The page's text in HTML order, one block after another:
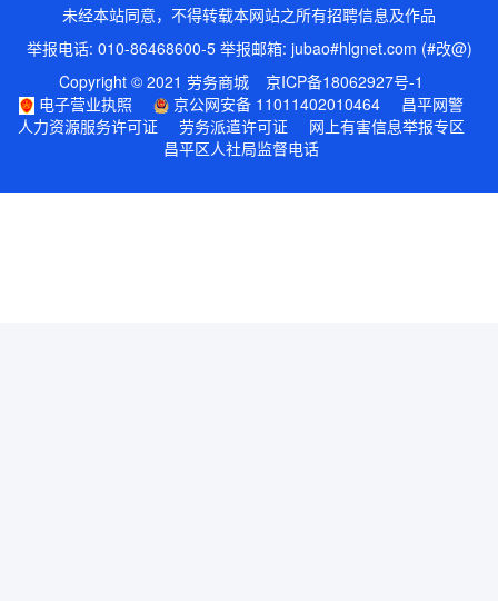
未经本站同意，不得转载本网站之所有招聘信息及作品
举报电话: 010-86468600-5 举报邮箱: jubao#hlgnet.com (#改@)
Copyright © 2021 劳务商城
京ICP备18062927号-1
电子营业执照
京公网安备 11011402010464
昌平网警
人力资源服务许可证
劳务派遣许可证
网上有害信息举报专区
昌平区人社局监督电话